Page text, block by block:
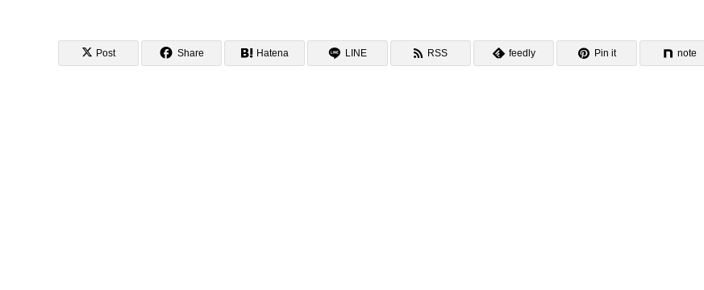
Post Share Hatena LINE RSS feedly Pin it note